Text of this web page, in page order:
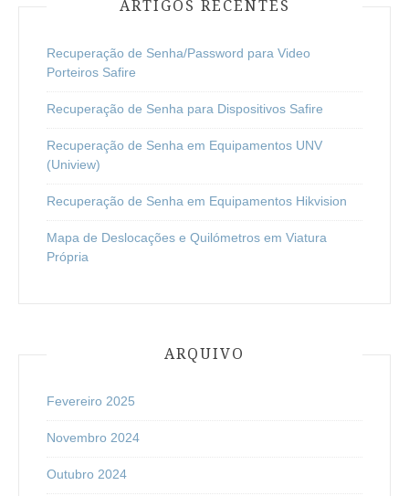
ARTIGOS RECENTES
Recuperação de Senha/Password para Video
Porteiros Safire
Recuperação de Senha para Dispositivos Safire
Recuperação de Senha em Equipamentos UNV
(Uniview)
Recuperação de Senha em Equipamentos Hikvision
Mapa de Deslocações e Quilómetros em Viatura
Própria
ARQUIVO
Fevereiro 2025
Novembro 2024
Outubro 2024